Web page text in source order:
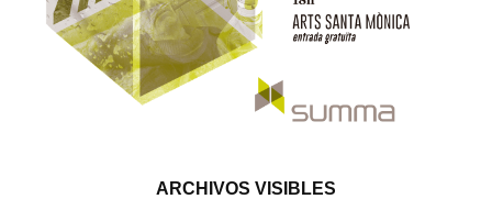
ARCHIVOS VISIBLES